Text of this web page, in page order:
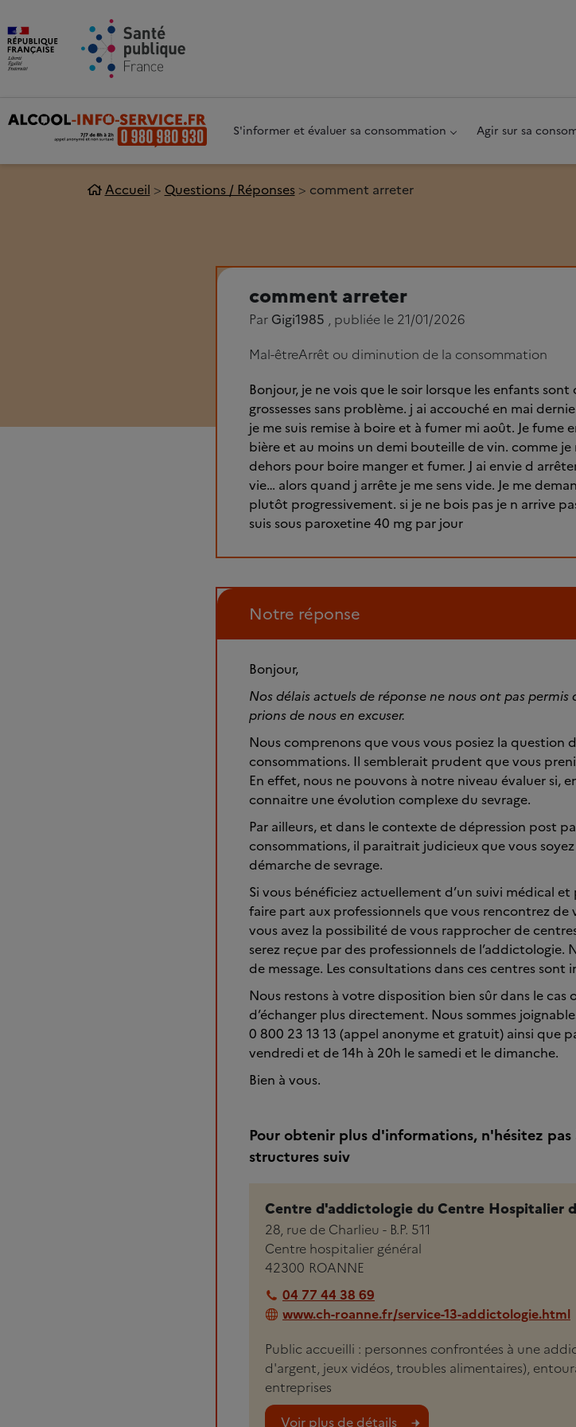
S'informer et évaluer sa consommation Agir sur sa
Accueil Questions / Réponses comment arreter
comment arreter
Par Gigi1985 , publiée le 21/01/2026
Mal-êtreArrêt ou diminution de la consommation
Bonjour, je ne vois que le soir lorsque les enfants
grossesses sans problème. j ai accouché en mai
je me suis remise à boire et à fumer mi août. Je
bière et au moins un demi bouteille de vin. comme
dehors pour boire manger et fumer. J ai envie d
vie… alors quand j arrête je me sens vide. Je me
plutôt progressivement. si je ne bois pas je n arrive
suis sous paroxetine 40 mg par jour
Notre réponse
Bonjour,
Nos délais actuels de réponse ne nous ont pas
prions de nous en excuser.
Nous comprenons que vous vous posiez la question
consommations. Il semblerait prudent que vous
En effet, nous ne pouvons à notre niveau évaluer si,
connaitre une évolution complexe du sevrage.
Par ailleurs, et dans le contexte de dépression post
consommations, il paraitrait judicieux que vous
démarche de sevrage.
Si vous bénéficiez actuellement d’un suivi médical
faire part aux professionnels que vous rencontrez
vous avez la possibilité de vous rapprocher de
serez reçue par des professionnels de l’addictologie.
de message. Les consultations dans ces centres
Nous restons à votre disposition bien sûr dans le
d’échanger plus directement. Nous sommes
0 800 23 13 13 (appel anonyme et gratuit) ainsi que
vendredi et de 14h à 20h le samedi et le dimanche.
Bien à vous.
Pour obtenir plus d'informations, n'hésitez
structures suiv
Centre d'addictologie du Centre Hospitalier
28, rue de Charlieu - B.P. 511
Centre hospitalier général
42300 ROANNE
04 77 44 38 69
www.ch-roanne.fr/service-13-addictologie.html
Public accueilli : personnes confrontées à une
d'argent, jeux vidéos, troubles alimentaires),
entreprises
Voir plus de détails